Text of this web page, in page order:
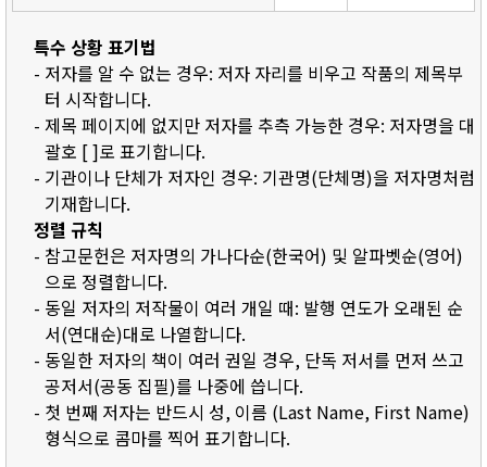
특수 상황 표기법
- 저자를 알 수 없는 경우: 저자 자리를 비우고 작품의 제목부
터 시작합니다.
- 제목 페이지에 없지만 저자를 추측 가능한 경우: 저자명을 대
괄호 [ ]로 표기합니다.
- 기관이나 단체가 저자인 경우: 기관명(단체명)을 저자명처럼
기재합니다.
정렬 규칙
- 참고문헌은 저자명의 가나다순(한국어) 및 알파벳순(영어)
으로 정렬합니다.
- 동일 저자의 저작물이 여러 개일 때: 발행 연도가 오래된 순
서(연대순)대로 나열합니다.
- 동일한 저자의 책이 여러 권일 경우, 단독 저서를 먼저 쓰고
공저서(공동 집필)를 나중에 씁니다.
- 첫 번째 저자는 반드시 성, 이름 (Last Name, First Name)
형식으로 콤마를 찍어 표기합니다.